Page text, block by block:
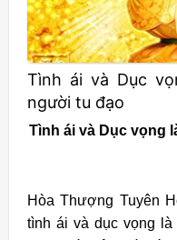
Tình ái và Dục
người tu đạo
Tình ái và Dục vọng
Hòa Thượng Tuyên
tình ái và dục vọng